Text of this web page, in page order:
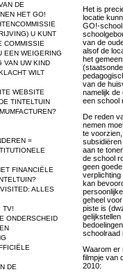
DE
HET GO!
U KUNT
COMMISSIE
EEN WEIGERING
VAN UW KIND
WILT
WEBSITE
TINTELTUIN
=
FINANCIËLE
ALLES
TV!
ONDERSCHEID
DE
Het is
locatie
GO!-
van de
alsof de
het
van de
namelijk
een school
De reden
nemen
te
aan te
de school
geen
verplichting
kan
geheel
piste is
schoolraad
Waarom er
filmpje van
2010: